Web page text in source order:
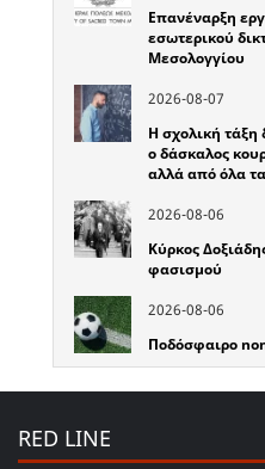
Επανέναρξη
εσωτερικού
Μεσολογγίου
2026-08-07
Η σχολική τάξη
ο δάσκαλος
αλλά από όλα
2026-08-06
Κύρκος
φασισμού
2026-08-06
Ποδόσφαιρο
RED LINE